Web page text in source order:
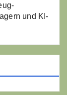
und KI-